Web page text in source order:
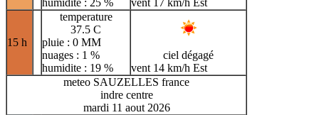
humidite : 25 %
vent 17 km/h Est
15 h
temperature
37.5 C
pluie : 0 MM
nuages : 1 %
humidite : 19 %
ciel dégagé
vent 14 km/h Est
meteo SAUZELLES france
indre centre
mardi 11 aout 2026